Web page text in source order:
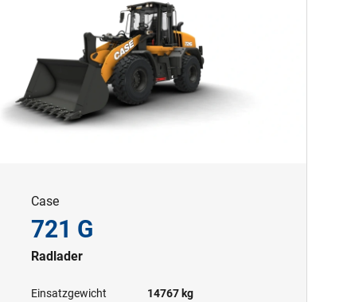
Case
721 G
Radlader
Einsatzgewicht
14767 kg